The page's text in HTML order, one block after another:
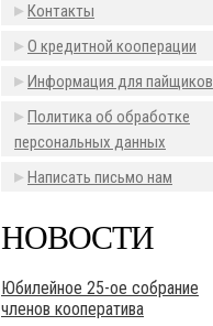
Контакты
О кредитной кооперации
Информация для пайщиков
Политика об обработке
персональных данных
Написать письмо нам
НОВОСТИ
Юбилейное 25-ое собрание
членов кооператива